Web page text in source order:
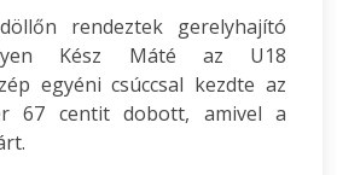
rendeztek gerelyhajító
Kész Máté az U18
egyéni csúccsal kezdte az
67 centit dobott, amivel a